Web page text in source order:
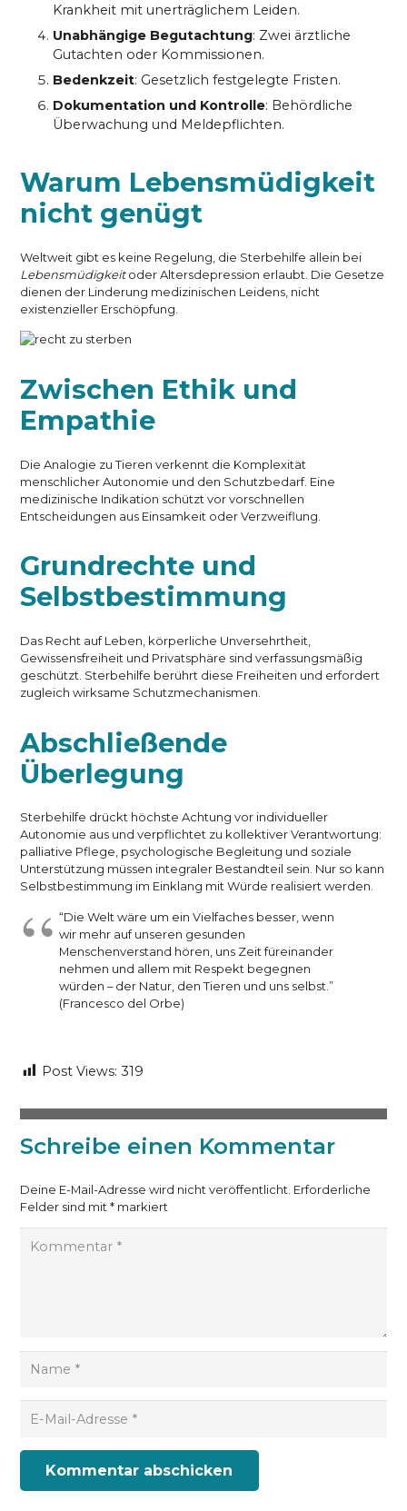
Krankheit mit unerträglichem Leiden.
Unabhängige Begutachtung: Zwei ärztliche
Gutachten oder Kommissionen.
Bedenkzeit: Gesetzlich festgelegte Fristen.
Dokumentation und Kontrolle: Behördliche
Überwachung und Meldepflichten.
Warum Lebensmüdigkeit
nicht genügt
Weltweit gibt es keine Regelung, die Sterbehilfe allein bei
Lebensmüdigkeitoder Altersdepression erlaubt. Die Gesetze
dienen der Linderung medizinischen Leidens, nicht
existenzieller Erschöpfung.
Zwischen Ethik und
Empathie
Die Analogie zu Tieren verkennt die Komplexität
menschlicher Autonomie und den Schutzbedarf. Eine
medizinische Indikation schützt vor vorschnellen
Entscheidungen aus Einsamkeit oder Verzweiflung.
Grundrechte und
Selbstbestimmung
Das Recht auf Leben, körperliche Unversehrtheit,
Gewissensfreiheit und Privatsphäre sind verfassungsmäßig
geschützt. Sterbehilfe berührt diese Freiheiten und erfordert
zugleich wirksame Schutzmechanismen.
Abschließende
Überlegung
Sterbehilfe drückt höchste Achtung vor individueller
Autonomie aus und verpflichtet zu kollektiver Verantwortung:
palliative Pflege, psychologische Begleitung und soziale
Unterstützung müssen integraler Bestandteil sein. Nur so kann
Selbstbestimmung im Einklang mit Würde realisiert werden.
“Die Welt wäre um ein Vielfaches besser, wenn
wir mehr auf unseren gesunden
Menschenverstand hören, uns Zeit füreinander
nehmen und allem mit Respekt begegnen
würden – der Natur, den Tieren und uns selbst.”
(Francesco del Orbe)
Post Views: 319
Schreibe einen Kommentar
Deine E-Mail-Adresse wird nicht veröffentlicht. Erforderliche
Felder sind mit*markiert
Kommentar abschicken